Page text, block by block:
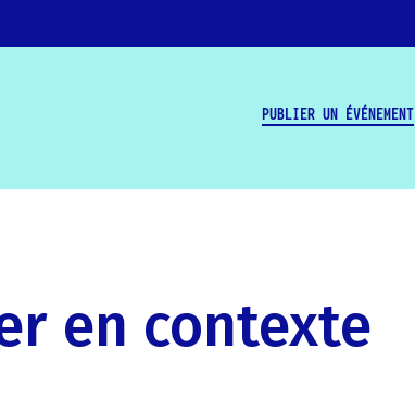
PUBLIER UN ÉVÉNEMENT
en contexte